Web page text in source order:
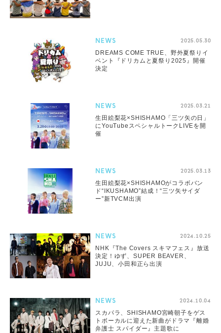
NEWS 2025.05.30
DREAMS COME TRUE、野外夏祭りイ
ベント『ドリカムと夏祭り2025』開催
決定
NEWS 2025.03.21
生田絵梨花×SHISHAMO「三ツ矢の日」
にYouTubeスペシャルトークLIVEを開
催
NEWS 2025.03.13
生田絵梨花×SHISHAMOがコラボバン
ド“IKUSHAMO”結成！“三ツ矢サイダ
ー”新TVCM出演
NEWS 2024.10.25
NHK『The Covers スキマフェス』放送
決定！ゆず、SUPER BEAVER、
JUJU、小田和正ら出演
NEWS 2024.10.04
スカパラ、SHISHAMO宮崎朝子をゲス
トボーカルに迎えた新曲がドラマ『離婚
弁護士 スパイダー』主題歌に